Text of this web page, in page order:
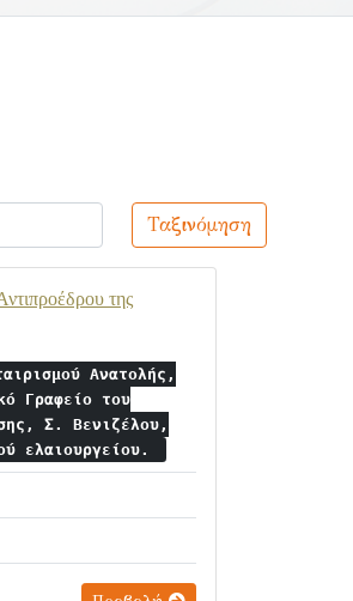
Ταξινόμηση
της
Ανατολής,
Γραφείο του
Σ. Βενιζέλου,
ελαιουργείου.